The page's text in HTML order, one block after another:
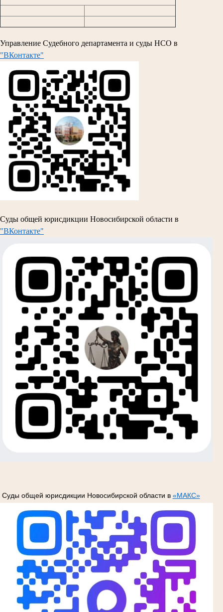
Управление Судебного департамента и суды НСО в
"ВКонтакте"
Суды общей юрисдикции Новосибирской области в
"ВКонтакте"
Суды общей юрисдикции Новосибирской области в «МАКС»